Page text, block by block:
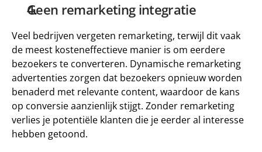
Geen remarketing integratie
Veel bedrijven vergeten remarketing, terwijl dit vaak
de meest kosteneffectieve manier is om eerdere
bezoekers te converteren. Dynamische remarketing
advertenties zorgen dat bezoekers opnieuw worden
benaderd met relevante content, waardoor de kans
op conversie aanzienlijk stijgt. Zonder remarketing
verlies je potentiële klanten die je eerder al interesse
hebben getoond.